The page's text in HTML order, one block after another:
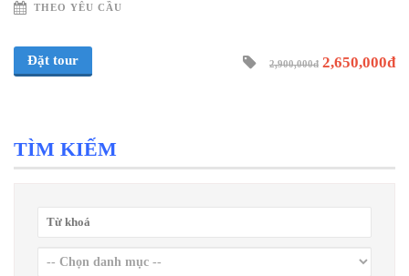
THEO YÊU CẦU
Đặt tour 2,900,000đ 2,650,000đ
TÌM KIẾM